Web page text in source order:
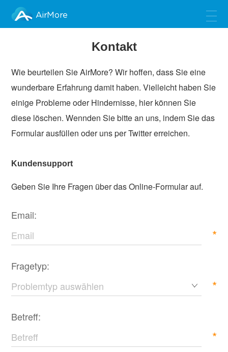
AirMore
Kontakt
Wie beurteilen Sie AirMore? Wir hoffen, dass Sie eine
wunderbare Erfahrung damit haben. Vielleicht haben Sie
einige Probleme oder Hindernisse, hier können Sie
diese löschen. Wennden Sie bitte an uns, indem Sie das
Formular ausfüllen oder uns per Twitter erreichen.
Kundensupport
Geben Sie Ihre Fragen über das Online-Formular auf.
Email:
*
Fragetyp:
*
Betreff:
*